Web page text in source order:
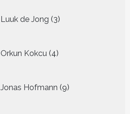
Luuk de Jong 3
producten
Orkun Kokcu 4
producten
Jonas Hofmann 9
producten